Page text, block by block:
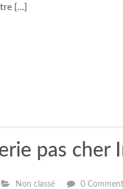
[…]
pas cher
Non classé 0